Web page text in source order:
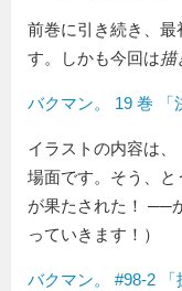
前巻に引き続き、最
す。しかも今回は描
バクマン。 19 巻 「
イラストの内容は
場面です。そう、と
が果たされた！ ──
っていきます！）
バクマン。 #98-2